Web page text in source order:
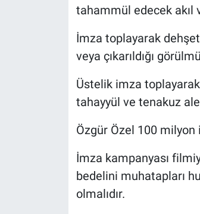
tahammül edecek akıl
İmza toplayarak dehşet
veya çıkarıldığı
Üstelik imza
tahayyül ve tenakuz
Özgür Özel 100 milyon
İmza kampanyası
bedelini muhatapları
olmalıdır.